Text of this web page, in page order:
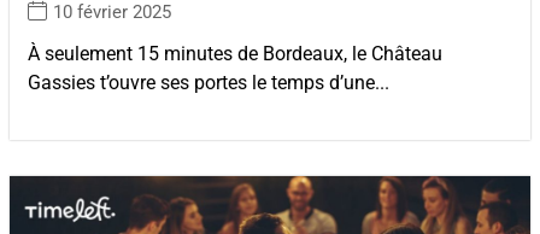
10 février 2025
À seulement 15 minutes de Bordeaux, le Château
Gassies t’ouvre ses portes le temps d’une...